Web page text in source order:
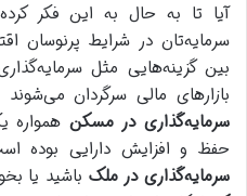
آیا تا به حال به این فکر
سرمایه‌تان در شرایط پرنوسان
بین گزینه‌هایی مثل
بازارهای مالی سرگردان
سرمایه‌گذاری در مسکنهمواره
حفظ و افزایش دارایی بوده
سرمایه‌گذاری در ملکباشید یا